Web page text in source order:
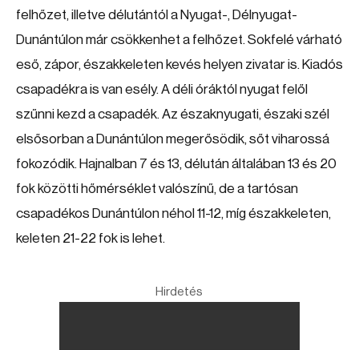
felhőzet, illetve délutántól a Nyugat-, Délnyugat-
Dunántúlon már csökkenhet a felhőzet. Sokfelé várható
eső, zápor, északkeleten kevés helyen zivatar is. Kiadós
csapadékra is van esély. A déli óráktól nyugat felől
szűnni kezd a csapadék. Az északnyugati, északi szél
elsősorban a Dunántúlon megerősödik, sőt viharossá
fokozódik. Hajnalban 7 és 13, délután általában 13 és 20
fok közötti hőmérséklet valószínű, de a tartósan
csapadékos Dunántúlon néhol 11-12, míg északkeleten,
keleten 21-22 fok is lehet.
Hirdetés